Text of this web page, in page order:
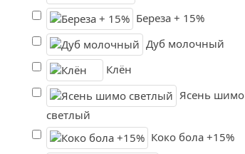
Береза + 15%
Дуб молочный
Клён
Ясень шимо
светлый
Коко бола +15%